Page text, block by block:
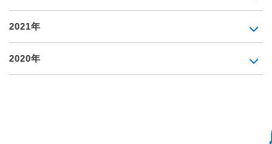
2021年
2020年